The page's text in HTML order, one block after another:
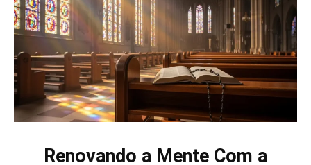
Renovando a Mente Com a